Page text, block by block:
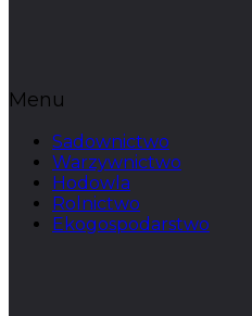
Menu
Sadownictwo
Warzywnictwo
Hodowla
Rolnictwo
Ekogospodarstwo